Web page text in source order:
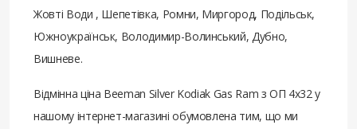
Жовті Води , Шепетівка, Ромни, Миргород, Подільськ,
Южноукраїнськ, Володимир-Волинський, Дубно,
Вишневе.
Відмінна ціна Beeman Silver Kodiak Gas Ram з ОП 4х32 у
нашому інтернет-магазині обумовлена ​​тим, що ми